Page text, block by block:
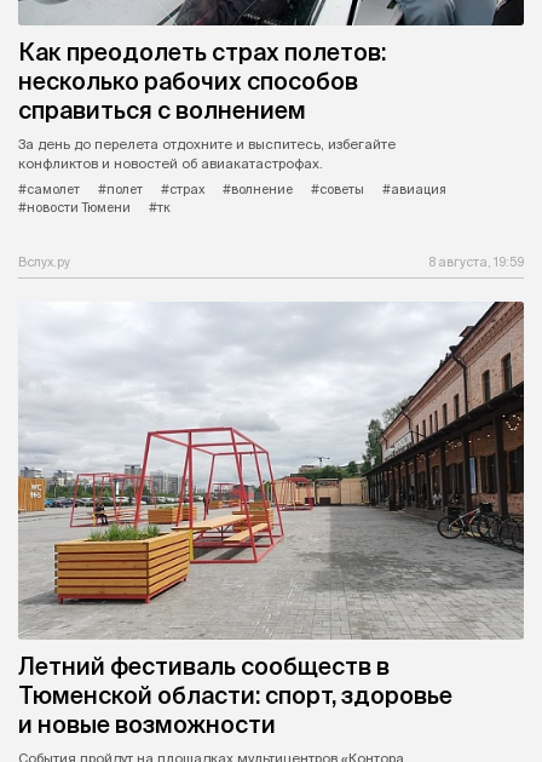
Как преодолеть страх полетов:
несколько рабочих способов
справиться с волнением
За день до перелета отдохните и выспитесь, избегайте
конфликтов и новостей об авиакатастрофах.
#самолет
#полет #страх #волнение #советы
#авиация
#новости Тюмени
#тк
Вслух.ру 8 августа, 19:59
Летний фестиваль сообществ в
Тюменской области: спорт, здоровье
и новые возможности
События пройдут на площадках мультицентров «Контора